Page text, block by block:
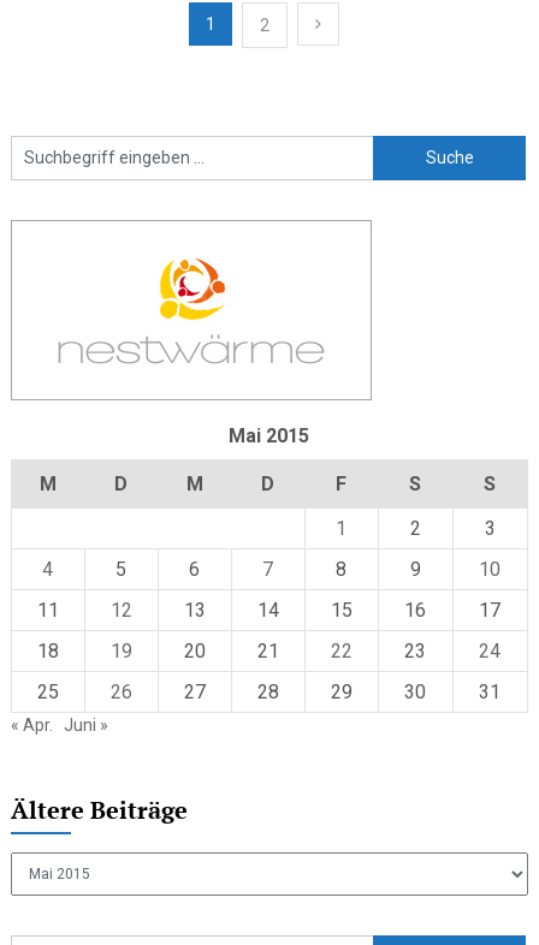
Seitennummerierung
1 2
Mai 2015
M D M D F S
S
1
2
3
4
5 6 7 8 9
10
11
12 13 14 15 16
17
18
19 20 21 22 23
24
25
26 27 28 29 30 31
« Apr. Juni »
Ältere Beiträge